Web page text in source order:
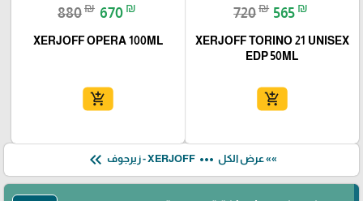
720₪ 565 ₪
XERJOFF TORINO 21 UNISEX
EDP 50ML
add_shopping_cart
880₪ 670 ₪
XERJOFF OPERA 100ML
add_shopping_cart
»» عرض الكل more_horiz
keyboard_double_arrow_left